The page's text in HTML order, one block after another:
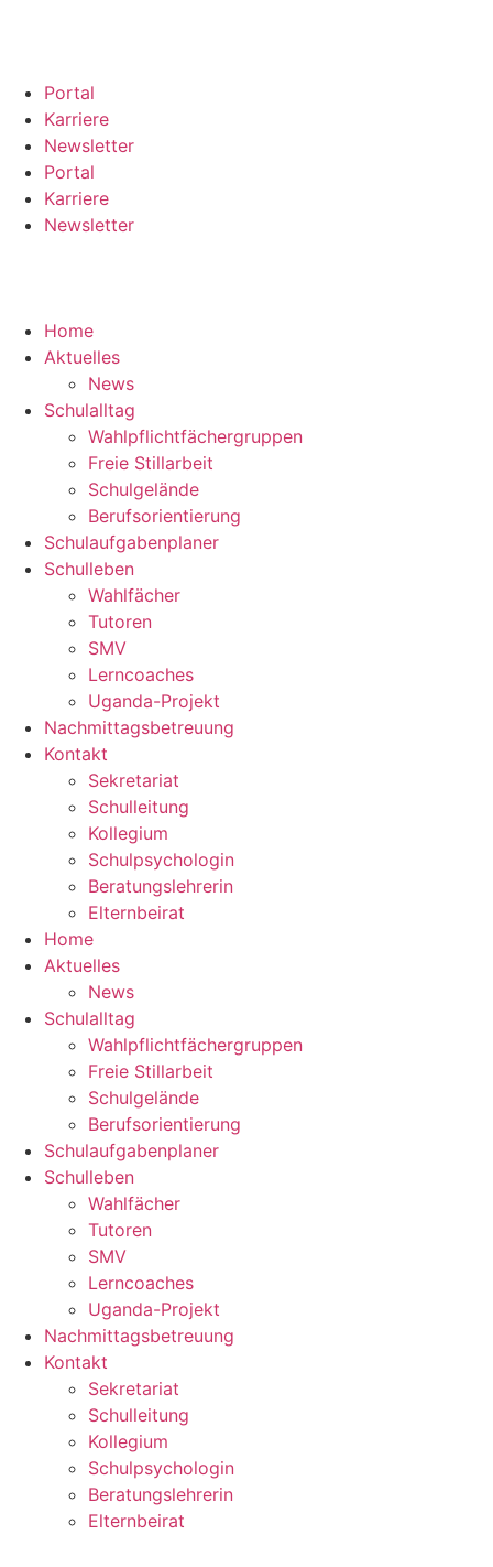
Portal
Karriere
Newsletter
Portal
Karriere
Newsletter
Home
Aktuelles
News
Schulalltag
Wahlpflichtfächergruppen
Freie Stillarbeit
Schulgelände
Berufsorientierung
Schulaufgabenplaner
Schulleben
Wahlfächer
Tutoren
SMV
Lerncoaches
Uganda-Projekt
Nachmittagsbetreuung
Kontakt
Sekretariat
Schulleitung
Kollegium
Schulpsychologin
Beratungslehrerin
Elternbeirat
Home
Aktuelles
News
Schulalltag
Wahlpflichtfächergruppen
Freie Stillarbeit
Schulgelände
Berufsorientierung
Schulaufgabenplaner
Schulleben
Wahlfächer
Tutoren
SMV
Lerncoaches
Uganda-Projekt
Nachmittagsbetreuung
Kontakt
Sekretariat
Schulleitung
Kollegium
Schulpsychologin
Beratungslehrerin
Elternbeirat